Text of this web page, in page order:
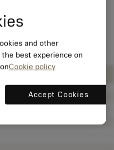
and other
best experience on
Cookie policy
Accept Cookies